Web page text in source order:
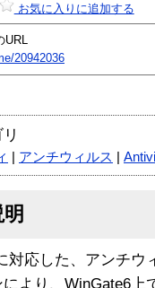
お気に入りに追加する
20942036
アンチウィルス
対応した、アンチウ
より、WinGate6